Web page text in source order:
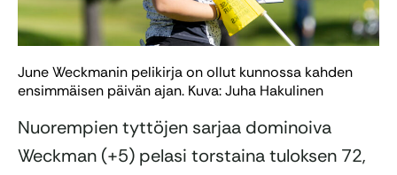
June Weckmanin pelikirja on ollut kunnossa kahden
ensimmäisen päivän ajan. Kuva: Juha Hakulinen
Nuorempien tyttöjen sarjaa dominoiva
Weckman (+5) pelasi torstaina tuloksen 72,